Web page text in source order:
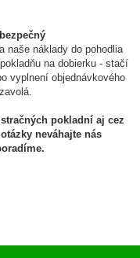
naše náklady do pohodlia
na dobierku - stačí
vyplnení objednávkového
pokladní aj cez
neváhajte nás